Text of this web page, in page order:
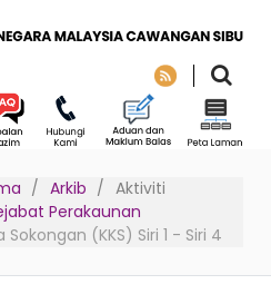
Arkib
Aktiviti
Perakaunan
Sokongan (KKS) Siri 1 - Siri 4